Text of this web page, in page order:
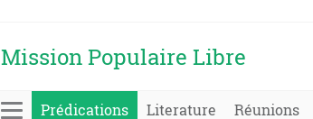
Mission Populaire Libre
Prédications Literature Réunions